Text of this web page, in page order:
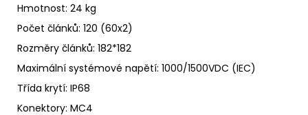
Hmotnost: 24 kg
Počet článků: 120 (60x2)
Rozměry článků: 182*182
Maximální systémové napětí: 1000/1500VDC (IEC)
Třída krytí: IP68
Konektory: MC4